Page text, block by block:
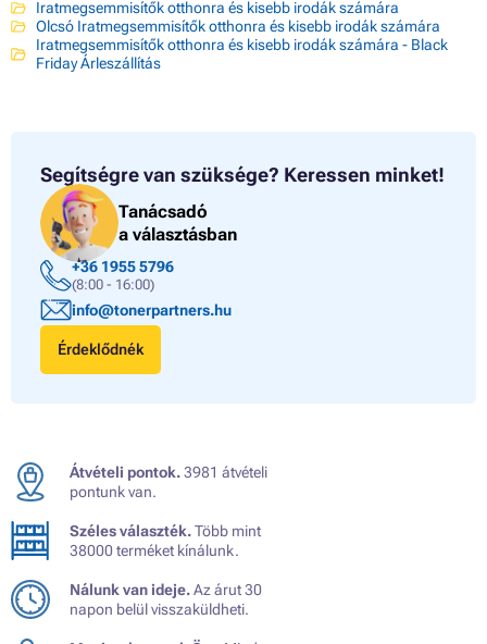
Iratmegsemmisítők otthonra és kisebb irodák számára
Olcsó Iratmegsemmisítők otthonra és kisebb irodák számára
Iratmegsemmisítők otthonra és kisebb irodák számára - Black
Friday Árleszállítás
Segítségre van szüksége? Keressen minket!
Tanácsadó
a választásban
+36 1955 5796
(8:00 - 16:00)
info@tonerpartners.hu
Érdeklődnék
Átvételi pontok.3981 átvételi
pontunk van.
Széles választék.Több mint
38000 terméket kínálunk.
Nálunk van ideje.Az árut 30
napon belül visszaküldheti.